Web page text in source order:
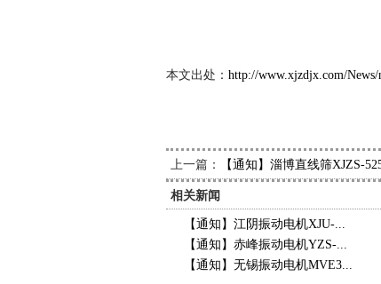
新
本文出处： http://www.xjzdjx.com/News/
上一篇： 【通知】淄博直线筛XJZS-
相关新闻
【通知】江阴振动电机XJU-...
【通知】赤峰振动电机YZS-...
【通知】无锡振动电机MVE3...